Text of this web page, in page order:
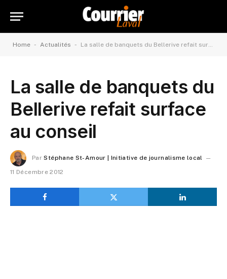
Home - Actualités - La salle de banquets du Bellerive refait surface au conseil
La salle de banquets du
Bellerive refait surface
au conseil
Par Stéphane St-Amour | Initiative de journalisme local
11 Décembre 2012